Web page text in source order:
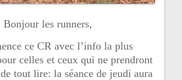
Bonjour les runners,
ce CR avec l’info la plus
celles et ceux qui ne prendront
tout lire: la séance de jeudi aura